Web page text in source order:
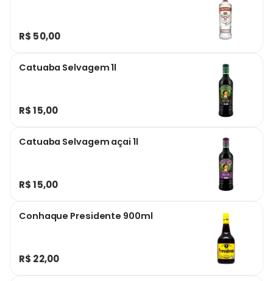
R$ 50,00
Catuaba Selvagem 1l
R$ 15,00
Catuaba Selvagem açai 1l
R$ 15,00
Conhaque Presidente 900ml
R$ 22,00